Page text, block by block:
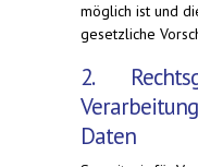
möglich ist und
gesetzliche
2.
Daten